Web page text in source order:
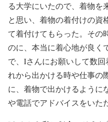
る大学にいたので、着物を
と思い、着物の着付けの資
て着付けてもらった。その
のに、本当に着心地が良く
で、Iさんにお願いして数
れから出かける時や仕事の
に、着物で出かけるように
や電話でアドバイスをいた